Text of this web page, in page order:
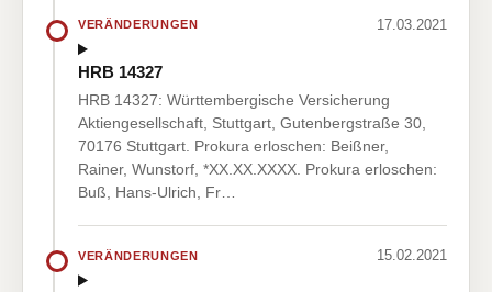
VERÄNDERUNGEN 17.03.2021
HRB 14327
HRB 14327: Württembergische Versicherung
Aktiengesellschaft, Stuttgart, Gutenbergstraße 30,
70176 Stuttgart. Prokura erloschen: Beißner,
Rainer, Wunstorf, *XX.XX.XXXX. Prokura erloschen:
Buß, Hans-Ulrich, Fr…
VERÄNDERUNGEN 15.02.2021